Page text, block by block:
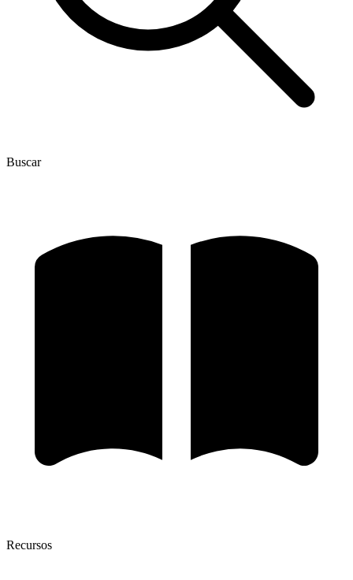
Buscar
Recursos